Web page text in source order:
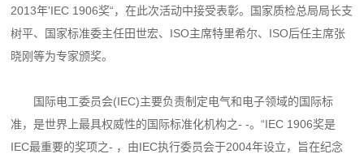
2013年'IEC 1906奖“，在此次活动中接受表彰。国家质检总局局长支
树平、国家标准委主任田世宏、ISO主席特里希尔、ISO后任主席张
晓刚等为专家颁奖。
国际电工委员会(IEC)主要负责制定电气和电子领域的国际标
准，是世界上最具权威性的国际标准化机构之- -。“IEC 1906奖是
IEC最重要的奖项之- ，由IEC执行委员会于2004年设立，旨在纪念